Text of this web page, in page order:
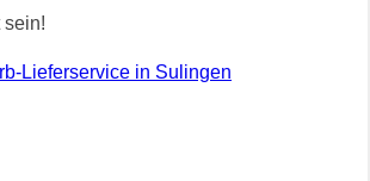
sein!
Lieferservice in Sulingen